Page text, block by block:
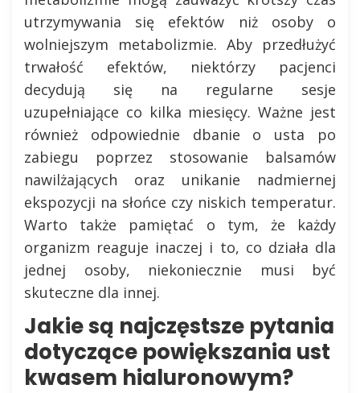
utrzymywania się efektów niż osoby o
wolniejszym metabolizmie. Aby przedłużyć
trwałość efektów, niektórzy pacjenci
decydują się na regularne sesje
uzupełniające co kilka miesięcy. Ważne jest
również odpowiednie dbanie o usta po
zabiegu poprzez stosowanie balsamów
nawilżających oraz unikanie nadmiernej
ekspozycji na słońce czy niskich temperatur.
Warto także pamiętać o tym, że każdy
organizm reaguje inaczej i to, co działa dla
jednej osoby, niekoniecznie musi być
skuteczne dla innej.
Jakie są najczęstsze pytania
dotyczące powiększania ust
kwasem hialuronowym?